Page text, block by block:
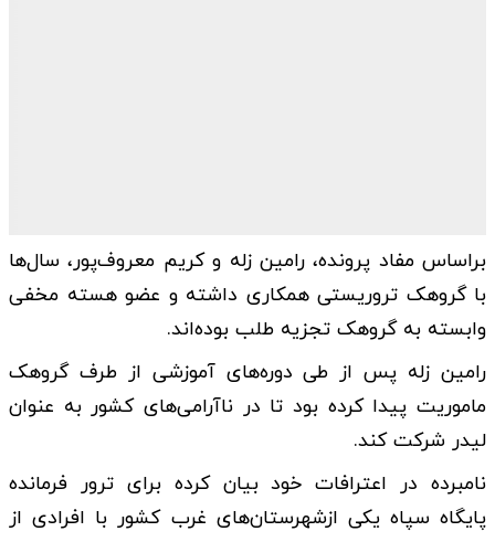
براساس مفاد پرونده، رامین زله و کریم معروف‌پور، سال‌ها
با گروهک تروریستی همکاری داشته و عضو هسته مخفی
وابسته به گروهک تجزیه طلب بوده‌اند.
رامین زله پس از طی دوره‌های آموزشی از طرف گروهک
ماموریت پیدا کرده بود تا در ناآرامی‌های کشور به عنوان
لیدر شرکت کند.
نامبرده در اعترافات خود بیان کرده برای ترور فرمانده
پایگاه سپاه یکی ازشهرستان‌های غرب کشور با افرادی از